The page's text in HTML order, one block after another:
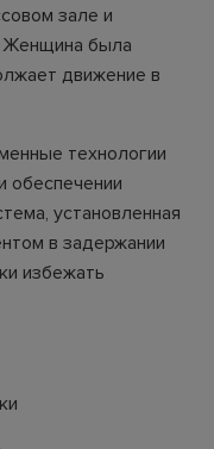
зале и
Женщина была
движение в
технологии
обеспечении
установленная
в задержании
избежать